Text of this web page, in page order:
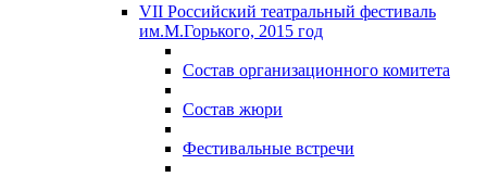
VII Российский театральный фестиваль
им.М.Горького, 2015 год
Состав организационного комитета
Состав жюри
Фестивальные встречи